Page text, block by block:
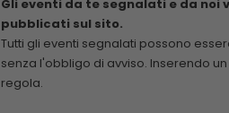
Gli eventi da te segnalati e da noi
pubblicati sul sito.
Tutti gli eventi segnalati possono
senza l'obbligo di avviso. Inserendo
regola.